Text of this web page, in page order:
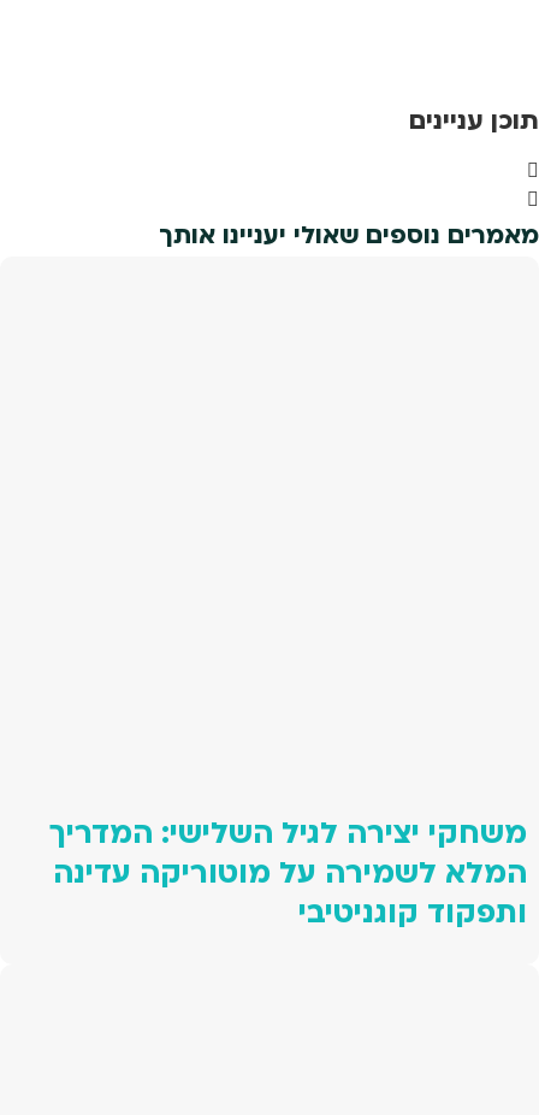
תוכן עניינים
מאמרים נוספים שאולי יעניינו אותך
משחקי יצירה לגיל השלישי: המדריך
המלא לשמירה על מוטוריקה עדינה
ותפקוד קוגניטיבי